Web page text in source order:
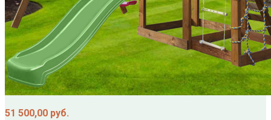
51 500,00 руб.